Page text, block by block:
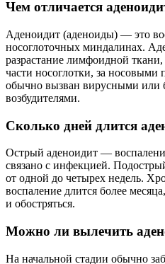
Чем отличается
Аденоидит (аденоиды) ― это
носоглоточных миндалинах.
разрастание лимфоидной ткани,
части носоглотки, за
обычно вызван вирусными или
возбудителями.
Сколько дней длится
Острый аденоидит —
связано с инфекцией.
от одной до четырех недель.
воспаление длится более
и обостряться.
Можно ли вылечить
На начальной стадии обычно